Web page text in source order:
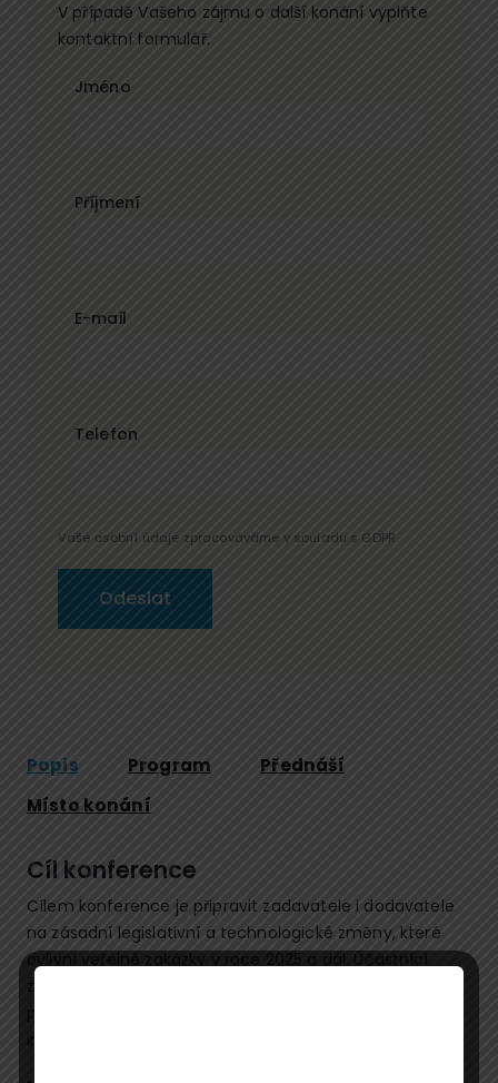
V případě Vašeho zájmu o další konání vyplňte
kontaktní formulář.
Jméno
Příjmení
E-mail
Telefon
Vaše osobní údaje zpracováváme v souladu s GDPR.
Popis Program
Přednáší
Místo konání
Cíl konference
Cílem konference je připravit zadavatele i dodavatele
na zásadní legislativní a technologické změny, které
ovlivní veřejné zakázky v roce 2025 a dál. Účastníci
získají praktické návody, jak správně reagovat na nové
interních směrnic po AI.